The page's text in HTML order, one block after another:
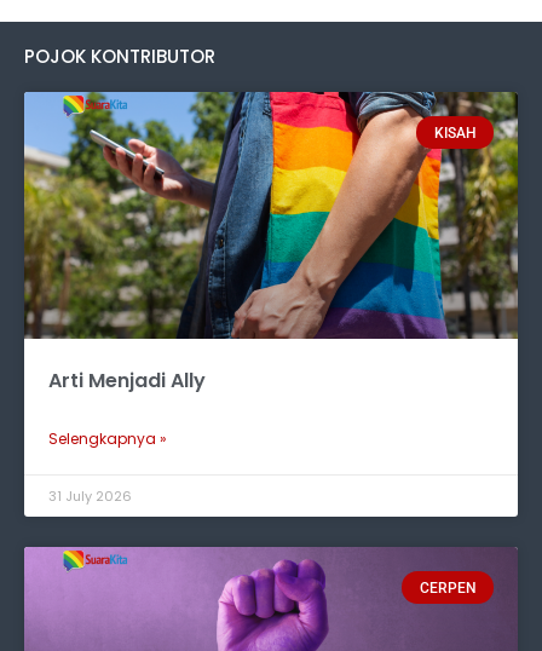
POJOK KONTRIBUTOR
KISAH
Arti Menjadi Ally
Selengkapnya »
31 July 2026
CERPEN